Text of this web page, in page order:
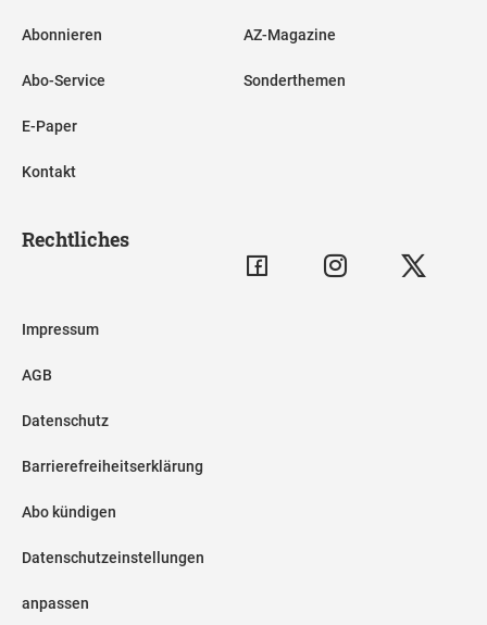
Abonnieren
Abo-Service
E-Paper
Kontakt
AZ-Magazine
Sonderthemen
Rechtliches
Impressum
AGB
Datenschutz
Barrierefreiheitserklärung
Abo kündigen
Datenschutzeinstellungen
anpassen